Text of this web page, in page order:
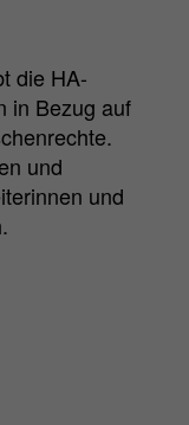
die HA-
in Bezug auf
und
und